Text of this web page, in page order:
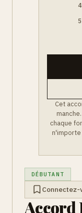
4
5
Cet
chaque
DÉBUTANT
Accord